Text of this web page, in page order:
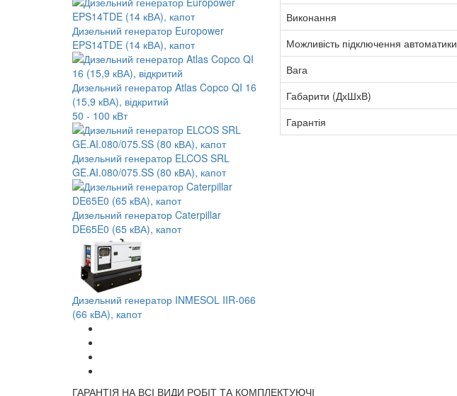
Дизельний генератор Europower
EPS14TDE (14 кВА), капот
Дизельний генератор Atlas Copco QI 16
(15,9 кВА), відкритий
50 - 100 кВт
Дизельний генератор ELCOS SRL
GE.AI.080/075.SS (80 кВА), капот
Дизельний генератор Caterpillar
DE65E0 (65 кВА), капот
Дизельний генератор INMESOL IIR-066
(66 кВА), капот
Виконання
Можливість підключення автоматики
Вага
Габарити (ДхШхВ)
Гарантія
ГАРАНТІЯ НА ВСІ ВИДИ РОБІТ ТА КОМПЛЕКТУЮЧІ